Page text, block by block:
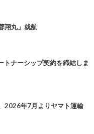
翔丸」就航
トナーシップ契約を締結しま
2026年7月よりヤマト運輸